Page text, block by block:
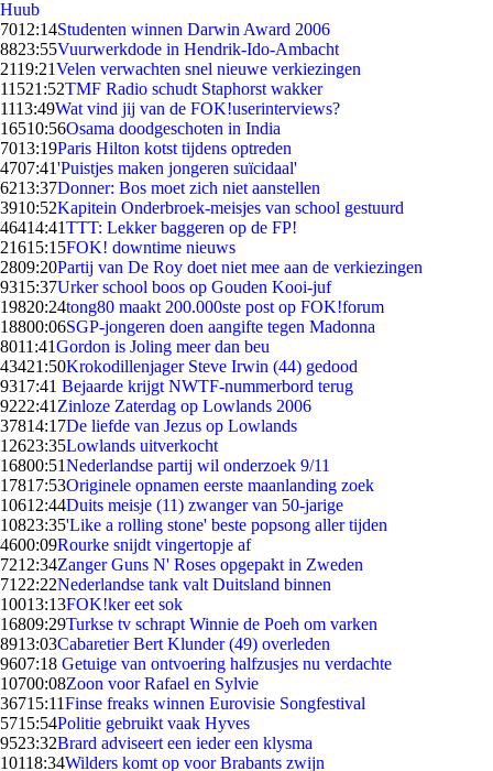
Huub
7012:14Studenten winnen Darwin Award 2006
8823:55Vuurwerkdode in Hendrik-Ido-Ambacht
2119:21Velen verwachten snel nieuwe verkiezingen
11521:52TMF Radio schudt Staphorst wakker
1113:49Wat vind jij van de FOK!userinterviews?
16510:56Osama doodgeschoten in India
7013:19Paris Hilton kotst tijdens optreden
4707:41'Puistjes maken jongeren suïcidaal'
6213:37Donner: Bos moet zich niet aanstellen
3910:52Kapitein Onderbroek-meisjes van school gestuurd
46414:41TTT: Lekker baggeren op de FP!
21615:15FOK! downtime nieuws
2809:20Partij van De Roy doet niet mee aan de verkiezingen
9315:37Urker school boos op Gouden Kooi-juf
19820:24tong80 maakt 200.000ste post op FOK!forum
18800:06SGP-jongeren doen aangifte tegen Madonna
8011:41Gordon is Joling meer dan beu
43421:50Krokodillenjager Steve Irwin (44) gedood
9317:41 Bejaarde krijgt NWTF-nummerbord terug
9222:41 Zinloze Zaterdag op Lowlands 2006
37814:17De liefde van Jezus op Lowlands
12623:35Lowlands uitverkocht
16800:51Nederlandse partij wil onderzoek 9/11
17817:53Originele opnamen eerste maanlanding zoek
10612:44Duits meisje (11) zwanger van 50-jarige
10823:35'Like a rolling stone' beste popsong aller tijden
4600:09Rourke snijdt vingertopje af
7212:34Zanger Guns N' Roses opgepakt in Zweden
71 22:22Nederlandse tank valt Duitsland binnen
10013:13FOK!ker eet sok
16809:29Turkse tv schrapt Winnie de Poeh om varken
8913:03Cabaretier Bert Klunder (49) overleden
9607:18 Getuige van ontvoering halfzusjes nu verdachte
10700:08Zoon voor Rafael en Sylvie
36715:11Finse freaks winnen Eurovisie Songfestival
5715:54Politie gebruikt vaak Hyves
9523:32Brard adviseert een ieder een klysma
10118:34Wilders komt op voor Brabants zwijn